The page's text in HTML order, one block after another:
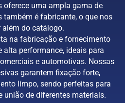
oferece uma ampla gama de
também é fabricante, o que nos
além do catálogo.
na fabricação e fornecimento
alta performance, ideais para
e automotivas. Nossas
garantem fixação forte,
limpo, sendo perfeitas para
união de diferentes materiais.